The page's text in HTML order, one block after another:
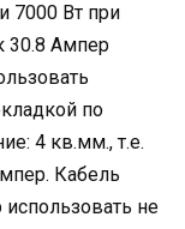
7000 Вт при
30.8 Ампер
по
4 кв.мм., т.е.
Кабель
не